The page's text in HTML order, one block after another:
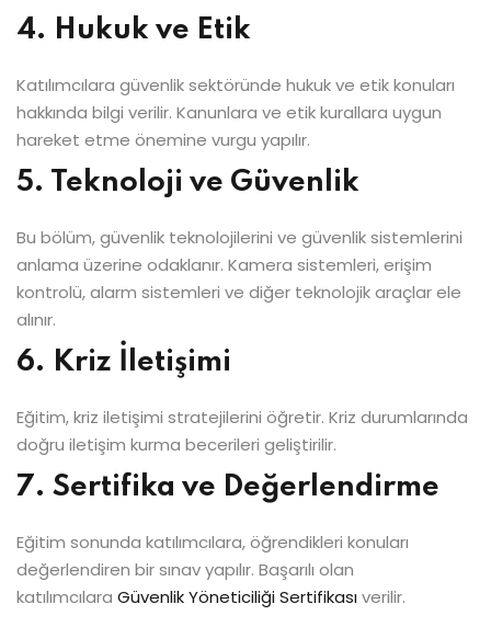
4. Hukuk ve Etik
Katılımcılara güvenlik sektöründe hukuk ve etik konuları
hakkında bilgi verilir. Kanunlara ve etik kurallara uygun
hareket etme önemine vurgu yapılır.
5. Teknoloji ve Güvenlik
Bu bölüm, güvenlik teknolojilerini ve güvenlik sistemlerini
anlama üzerine odaklanır. Kamera sistemleri, erişim
kontrolü, alarm sistemleri ve diğer teknolojik araçlar ele
alınır.
6. Kriz İletişimi
Eğitim, kriz iletişimi stratejilerini öğretir. Kriz durumlarında
doğru iletişim kurma becerileri geliştirilir.
7. Sertifika ve Değerlendirme
Eğitim sonunda katılımcılara, öğrendikleri konuları
değerlendiren bir sınav yapılır. Başarılı olan
katılımcılara Güvenlik Yöneticiliği Sertifikasıverilir.